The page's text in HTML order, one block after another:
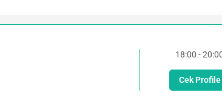
18:00 -
Cek Profile